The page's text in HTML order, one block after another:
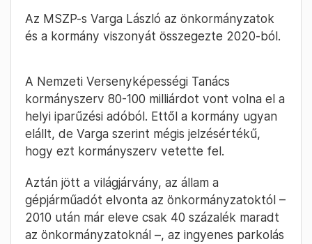
Az MSZP-s Varga László az önkormányzatok
és a kormány viszonyát összegezte 2020-ból.
A Nemzeti Versenyképességi Tanács
kormányszerv 80-100 milliárdot vont volna el a
helyi iparűzési adóból. Ettől a kormány ugyan
elállt, de Varga szerint mégis jelzésértékű,
hogy ezt kormányszerv vetette fel.
Aztán jött a világjárvány, az állam a
gépjárműadót elvonta az önkormányzatoktól –
2010 után már eleve csak 40 százalék maradt
az önkormányzatoknál –, az ingyenes parkolás